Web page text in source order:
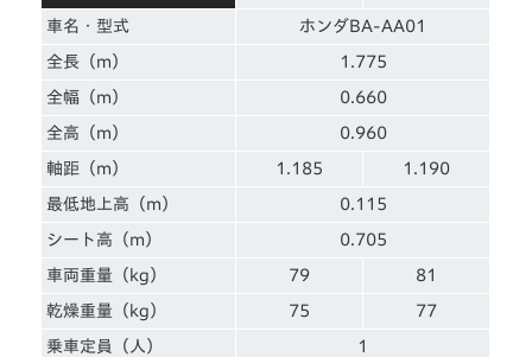
車名・型式 ホンダBA-AA01
全長（m） 1.775
全幅（m） 0.660
全高（m） 0.960
軸距（m） 1.185 1.190
最低地上高（m） 0.115
シート高（m） 0.705
車両重量（kg） 79 81
乾燥重量（kg） 75 77
乗車定員（人） 1